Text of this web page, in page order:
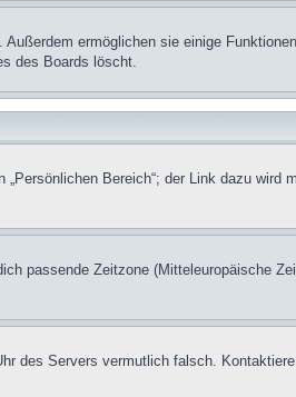
ermöglichen sie einige
des Boards löscht.
Bereich“; der Link dazu wird
passende Zeitzone (Mitteleuropäische
des Servers vermutlich falsch.